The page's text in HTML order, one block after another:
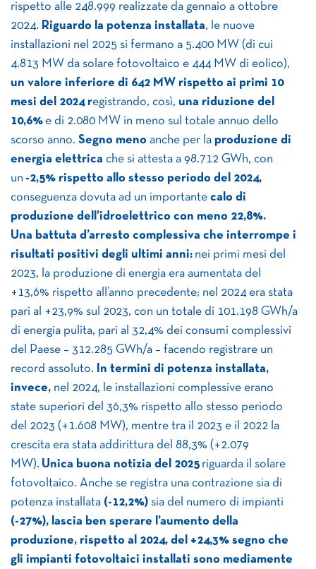
rispetto alle 248.999 realizzate da gennaio a ottobre
2024. Riguardo la potenza installata, le nuove
installazioni nel 2025 si fermano a 5.400 MW (di cui
4.813 MW da solare fotovoltaico e 444 MW di eolico),
un valore inferiore di 642 MW rispetto ai primi 10
mesi del 2024 registrando, così, una riduzione del
10,6%e di 2.080 MW in meno sul totale annuo dello
scorso anno. Segno meno anche per la produzione di
energia elettrica che si attesta a 98.712 GWh, con
un -2,5% rispetto allo stesso periodo del 2024,
conseguenza dovuta ad un importante calo di
produzione dell’idroelettrico con meno 22,8%.
Una battuta d’arresto complessiva che interrompe i
risultati positivi degli ultimi anni: nei primi mesi del
2023, la produzione di energia era aumentata del
+13,6% rispetto all’anno precedente; nel 2024 era stata
pari al +23,9% sul 2023, con un totale di 101.198 GWh/a
di energia pulita, pari al 32,4% dei consumi complessivi
del Paese – 312.285 GWh/a – facendo registrare un
record assoluto.
In termini di potenza installata,
invece, nel 2024, le installazioni complessive erano
state superiori del 36,3% rispetto allo stesso periodo
del 2023 (+1.608 MW), mentre tra il 2023 e il 2022 la
crescita era stata addirittura del 88,3% (+2.079
MW). Unica buona notizia del 2025 riguarda il solare
fotovoltaico. Anche se registra una contrazione sia di
potenza installata (-12,2%) sia del numero di impianti
(-27%), lascia ben sperare l’aumento della
produzione, rispetto al 2024, del +24,3% segno che
gli impianti fotovoltaici installati sono mediamente